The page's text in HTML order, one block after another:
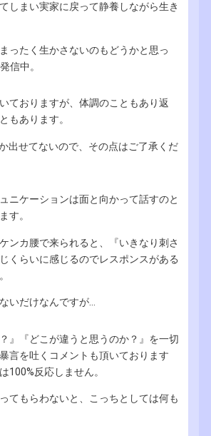
しまい実家に戻って静養しながら生き
ったく生かさないのもどうかと思っ
信中。
ておりますが、体調のこともあり返
もあります。
出せてないので、その点はご了承くだ
ニケーションは面と向かって話すのと
す。
ンカ腰で来られると、『いきなり刺さ
くらいに感じるのでレスポンスがある
いだけなんですが...
』『どこが違うと思うのか？』を一切
言を吐くコメントも頂いております
100%反応しません。
てもらわないと、こっちとしては何も